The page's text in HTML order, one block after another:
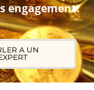
engagement.
A UN